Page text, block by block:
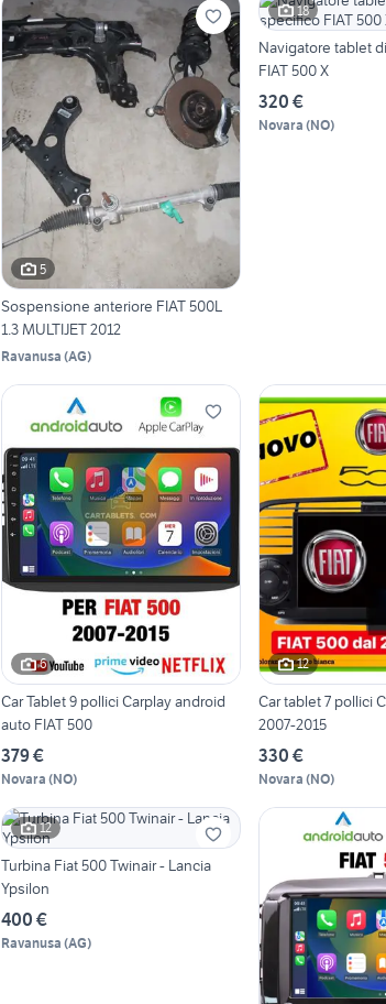
5
Sospensione anteriore FIAT 500L
1.3 MULTIJET 2012
Ravanusa (AG)
18
Navigatore tablet
FIAT 500 X
320 €
Novara (NO)
6
Car Tablet 9 pollici Carplay android
auto FIAT 500
379 €
Novara (NO)
12
Car tablet 7 pollici
2007-2015
330 €
Novara (NO)
12
Turbina Fiat 500 Twinair - Lancia
Ypsilon
400 €
Ravanusa (AG)